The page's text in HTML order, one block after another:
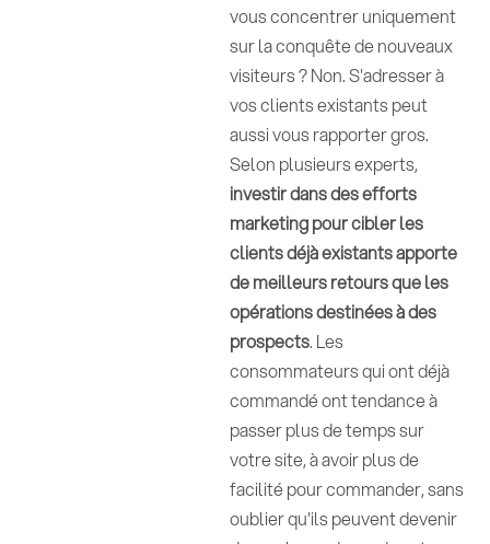
vous concentrer uniquement
sur la conquête de nouveaux
visiteurs ? Non. S'adresser à
vos clients existants peut
aussi vous rapporter gros.
Selon plusieurs experts,
investir dans des efforts
marketing pour cibler les
clients déjà existants apporte
de meilleurs retours que les
opérations destinées à des
prospects. Les
consommateurs qui ont déjà
commandé ont tendance à
passer plus de temps sur
votre site, à avoir plus de
facilité pour commander, sans
oublier qu'ils peuvent devenir